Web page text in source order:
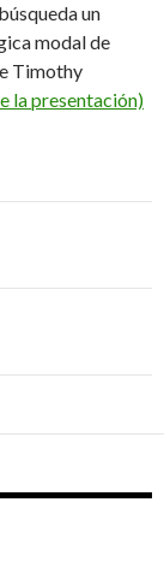
un
modal de
Timothy
la presentación)